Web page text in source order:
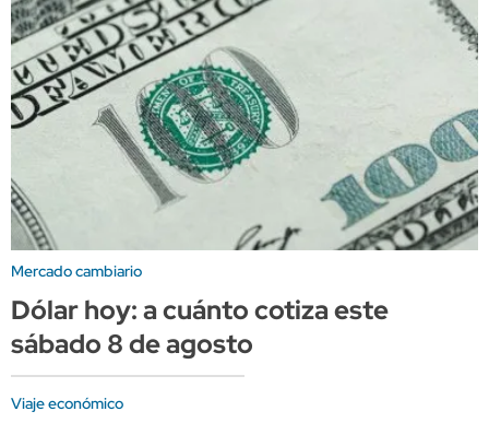
Mercado cambiario
Dólar hoy: a cuánto cotiza este
sábado 8 de agosto
Viaje económico